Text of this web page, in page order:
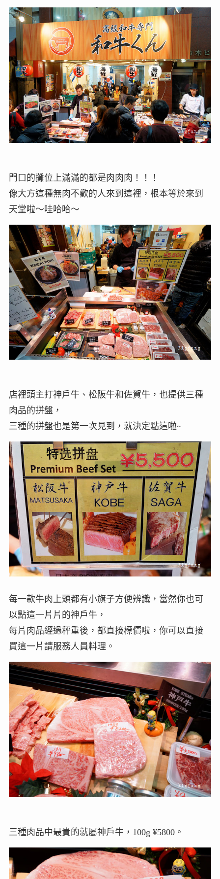
門口的攤位上滿滿的都是肉肉肉！！！
像大方這種無肉不歡的人來到這裡，根本等於來到
天堂啦～哇哈哈～
店裡頭主打神戶牛、松阪牛和佐賀牛，也提供三種
肉品的拼盤，
三種的拼盤也是第一次見到，就決定點這啦~
每一款牛肉上頭都有小旗子方便辨識，當然你也可
以點這一片片的神戶牛，
每片肉品經過秤重後，都直接標價啦，你可以直接
買這一片請服務人員料理。
三種肉品中最貴的就屬神戶牛，100g ¥5800。